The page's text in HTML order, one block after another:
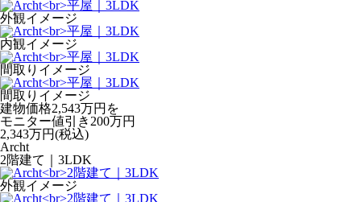
外観イメージ
内観イメージ
間取りイメージ
間取りイメージ
建物価格2,543万円を
モニター値引き200万円
2,343万円(税込)
Archt
2階建て｜3LDK
外観イメージ